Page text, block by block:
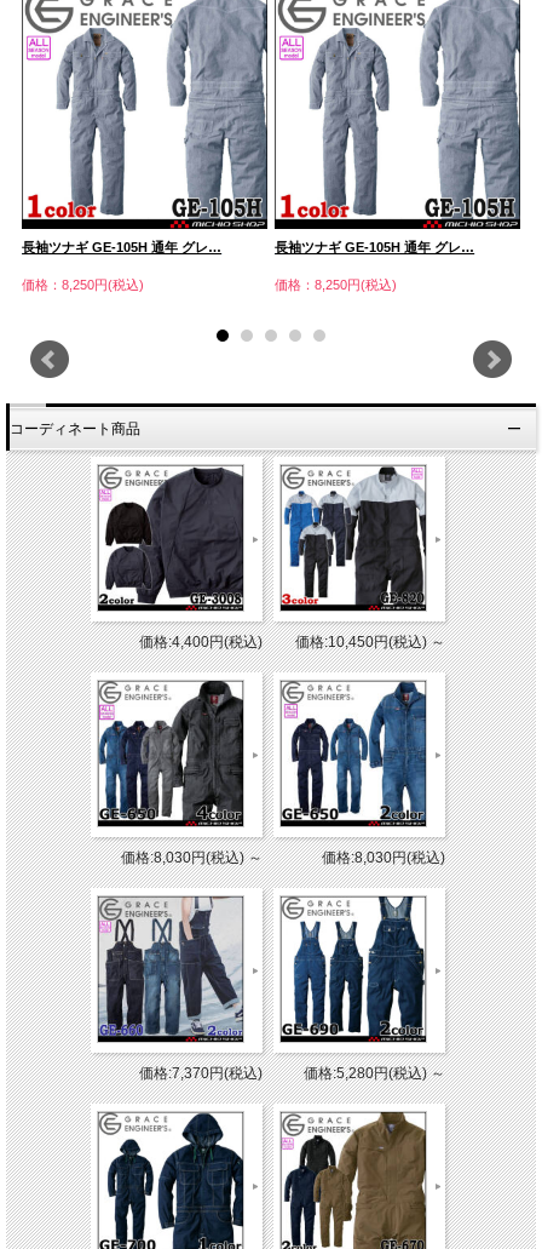
長袖ツナギ GE-105H 通年 グレ…
価格：8,250円(税込)
長袖ツナギ GE-105H 通年 グレ…
価格：8,250円(税込)
コーディネート商品
価格:4,400円(税込) 価格:10,450円(税込)～
価格:8,030円(税込)～ 価格:8,030円(税込)
価格:7,370円(税込) 価格:5,280円(税込)～